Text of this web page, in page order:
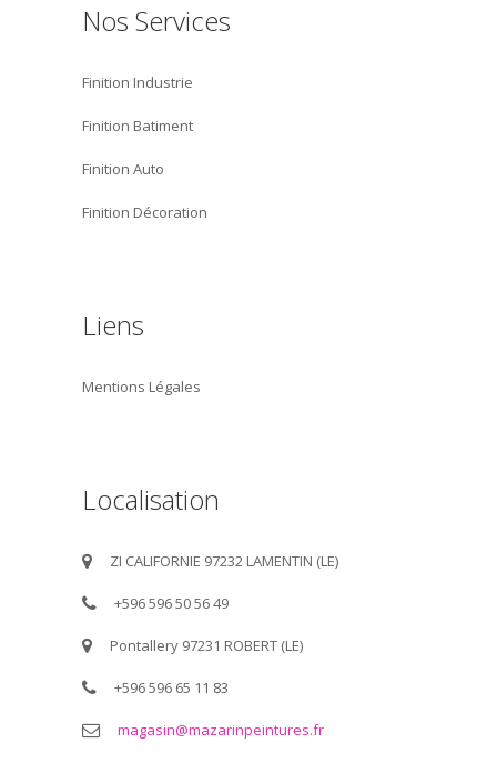
Nos Services
Finition Industrie
Finition Batiment
Finition Auto
Finition Décoration
Liens
Mentions Légales
Localisation
ZI CALIFORNIE 97232 LAMENTIN (LE)
+596 596 50 56 49
Pontallery 97231 ROBERT (LE)
+596 596 65 11 83
magasin@mazarinpeintures.fr